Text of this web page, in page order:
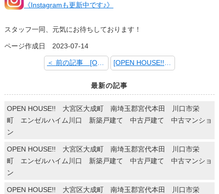
《Instagramも更新中です♪》
スタッフ一同、元気にお待ちしております！
ページ作成日 2023-07-14
＜ 前の記事 [OPEN HOUSE!!]
最新の記事
OPEN HOUSE!! 大宮区大成町 南埼玉郡宮代本田 川口市栄
町 エンゼルハイム川口 新築戸建て 中古戸建て 中古マンショ
ン
OPEN HOUSE!! 大宮区大成町 南埼玉郡宮代本田 川口市栄
町 エンゼルハイム川口 新築戸建て 中古戸建て 中古マンショ
ン
OPEN HOUSE!! 大宮区大成町 南埼玉郡宮代本田 川口市栄